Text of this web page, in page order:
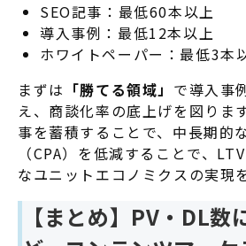
SEO記事：最低60本以上
導入事例：最低12本以上
ホワイトペーパー：最低3本
まずは 「勝てる領域」 で導入事
え、商談化率の底上げを図りま
事を蓄積することで、中長期的
（CPA）を低減することで、
なユニットエコノミクスの実現
【まとめ】PV・DL数